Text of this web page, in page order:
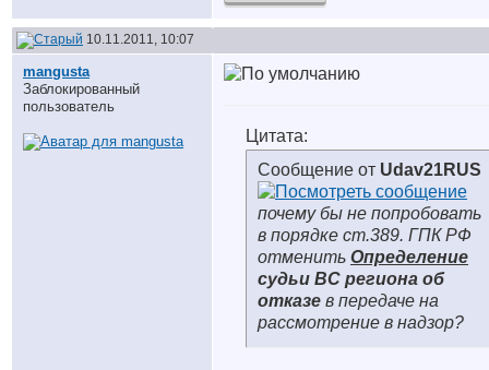
10.11.2011, 10:07
mangusta
Заблокированный
пользователь
Цитата:
Сообщение от Udav21RUS
почему бы не попробовать
в порядке ст.389. ГПК РФ
отменить Определение
судьи ВС региона об
отказе в передаче на
рассмотрение в надзор?